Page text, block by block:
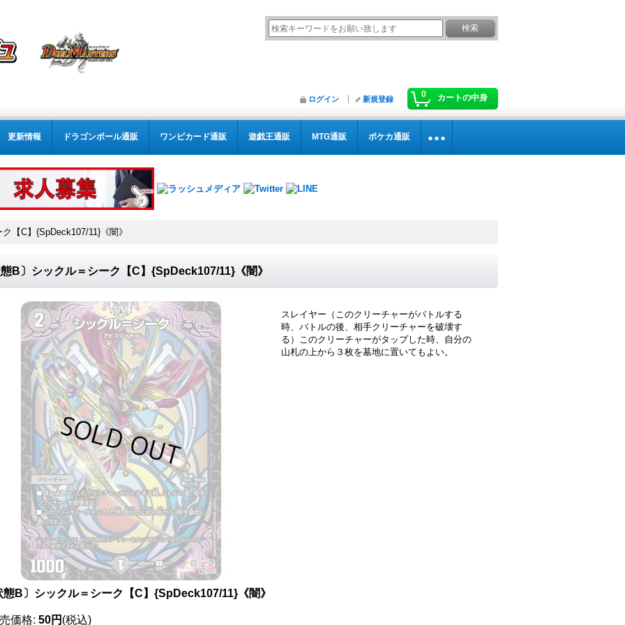
0 カートの中身
ログイン 新規登録
更新情報 ドラゴンボール通販 ワンピカード通販 遊戯王通販 MTG通販 ポケカ通販
【C】{SpDeck107/11}《闇》
B〕シックル＝シーク【C】{SpDeck107/11}《闇》
スレイヤー（このクリーチャーがバトルする
時、バトルの後、相手クリーチャーを破壊す
る）このクリーチャーがタップした時、自分の
山札の上から３枚を墓地に置いてもよい。
態B〕シックル＝シーク【C】{SpDeck107/11}《闇》
価格: 50円 (税込)